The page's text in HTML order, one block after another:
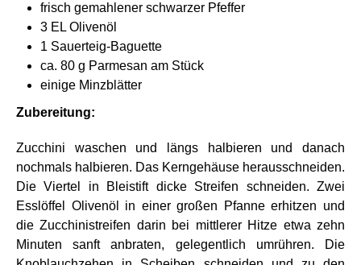
frisch gemahlener schwarzer Pfeffer
3 EL Olivenöl
1 Sauerteig-Baguette
ca. 80 g Parmesan am Stück
einige Minzblätter
Zubereitung:
Zucchini waschen und längs halbieren und danach
nochmals halbieren. Das Kerngehäuse herausschneiden.
Die Viertel in Bleistift dicke Streifen schneiden. Zwei
Esslöffel Olivenöl in einer großen Pfanne erhitzen und
die Zucchinistreifen darin bei mittlerer Hitze etwa zehn
Minuten sanft anbraten, gelegentlich umrühren. Die